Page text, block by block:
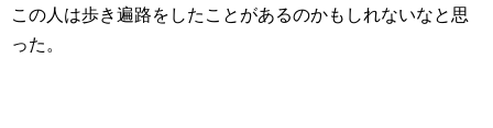
この人は歩き遍路をしたことがあるのかもしれないなと思
った。